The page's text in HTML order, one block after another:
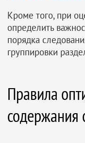
Кроме того, при
определить
порядка
группировки
Правила
содержания